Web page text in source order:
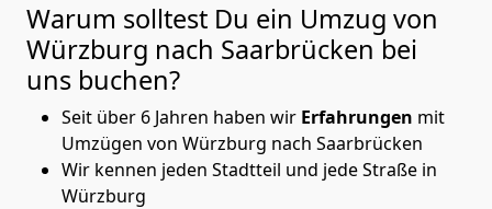
Warum solltest Du ein Umzug von
Würzburg nach Saarbrücken bei
uns buchen?
Seit über 6 Jahren haben wir Erfahrungen mit
Umzügen von Würzburg nach Saarbrücken
Wir kennen jeden Stadtteil und jede Straße in
Würzburg